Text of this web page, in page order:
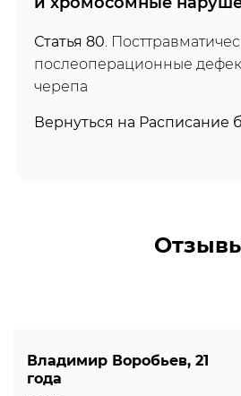
Статья 80.
послеоперационные
черепа
Вернуться на Расписание
Владимир Воробьев, 21
года